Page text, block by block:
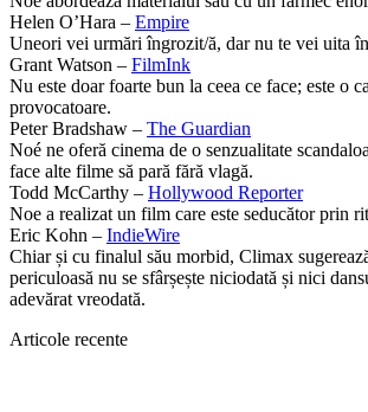
Helen O’Hara – Empire
Uneori vei urmări îngrozit/ă, dar nu te vei uita
Grant Watson – FilmInk
Nu este doar foarte bun la ceea ce face; este o
provocatoare.
Peter Bradshaw – The Guardian
Noé ne oferă cinema de o senzualitate
face alte filme să pară fără vlagă.
Todd McCarthy – Hollywood Reporter
Noe a realizat un film care este seducător prin
Eric Kohn – IndieWire
Chiar și cu finalul său morbid, Climax
periculoasă nu se sfârșește niciodată și nici
adevărat vreodată.
Articole recente